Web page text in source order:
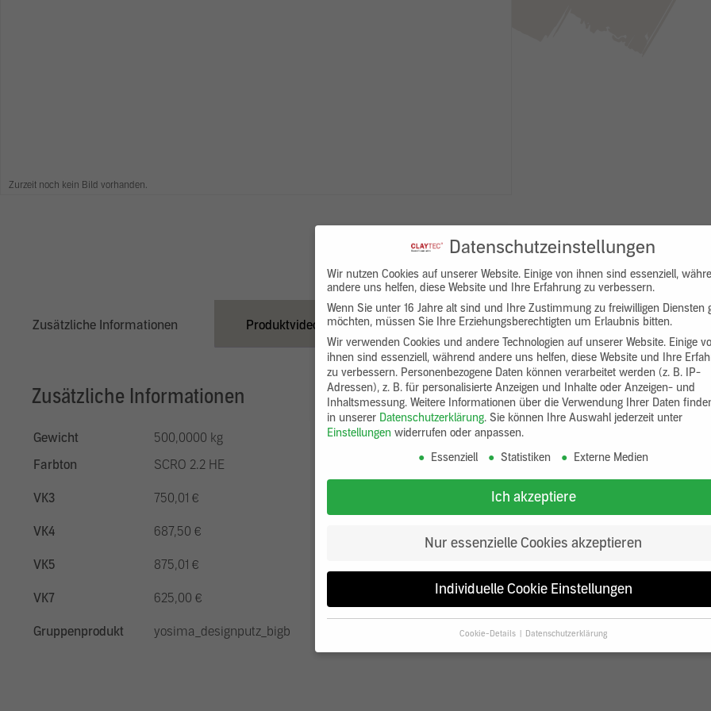
Zurzeit noch kein Bild vorhanden.
Zusätzliche Informationen Produktvideo Downloads Produktbeschreibung
Zusätzliche Informationen
Gewicht
500,0000 kg
Farbton
SCRO 2.2 HE
VK3 750,01 €
VK4 687,50 €
VK5 875,01 €
VK7 625,00 €
Gruppenprodukt yosima_designputz_bigb
Datenschutzeinstellungen
Wir nutzen Cookies auf unserer Website. Einige von ihnen sind essenziell,
andere uns helfen, diese Website und Ihre Erfahrung zu verbessern.
Wenn Sie unter 16 Jahre alt sind und Ihre Zustimmung zu freiwilligen Diensten
möchten, müssen Sie Ihre Erziehungsberechtigten um Erlaubnis bitten.
Wir verwenden Cookies und andere Technologien auf unserer Website. Einige
ihnen sind essenziell, während andere uns helfen, diese Website und Ihre
zu verbessern. Personenbezogene Daten können verarbeitet werden (z. B. IP-
Adressen), z. B. für personalisierte Anzeigen und Inhalte oder Anzeigen- und
Inhaltsmessung. Weitere Informationen über die Verwendung Ihrer Daten
in unserer Datenschutzerklärung. Sie können Ihre Auswahl jederzeit unter
Einstellungen widerrufen oder anpassen.
Essenziell
Statistiken Externe Medien
Ich akzeptiere
Nur essenzielle Cookies akzeptieren
Individuelle Cookie Einstellungen
Cookie-Details Datenschutzerklärung
Datenschutzeinstellungen